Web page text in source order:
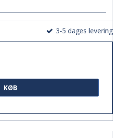
3-5 dages levering
KØB